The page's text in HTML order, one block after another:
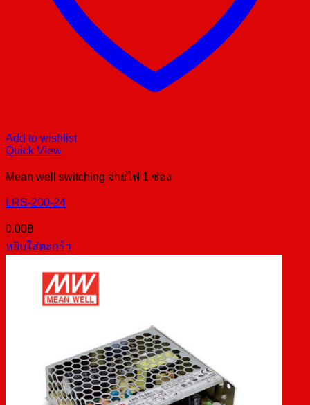
Add to wishlist
Quick View
Mean well switching จ่ายไฟ 1 ช่อง
LRS-200-24
0.00฿
หยิบใส่ตะกร้า